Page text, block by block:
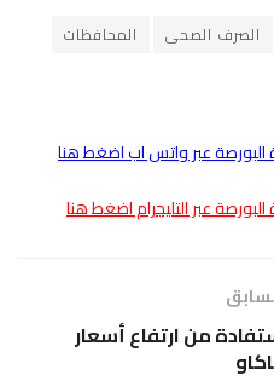
الصرف الصحى
المحافظات
البورصة عبر واتس اب اضغط هنا
البورصة عبر التليجرام اضغط هنا
من ارتفاع أسعار